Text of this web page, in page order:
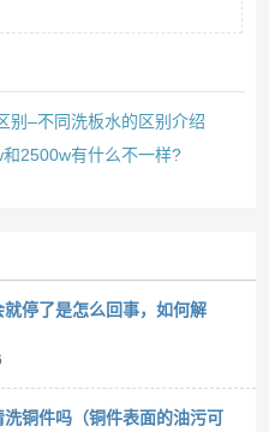
别–不同洗板水的区别介绍
2500w有什么不一样?
停了是怎么回事，如何解
铜件吗（铜件表面的油污可